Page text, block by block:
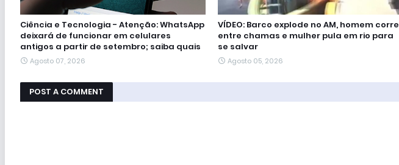
Ciência e Tecnologia - Atenção: WhatsApp
deixará de funcionar em celulares
antigos a partir de setembro; saiba quais
Agosto 07, 2026
VÍDEO: Barco explode no AM, homem corre
entre chamas e mulher pula em rio para
se salvar
Agosto 05, 2026
POST A COMMENT